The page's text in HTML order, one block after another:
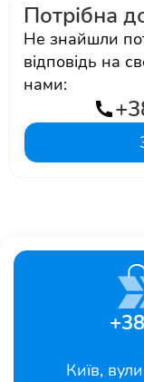
Потрібна
Не знайшли
відповідь на
нами:
Київ,